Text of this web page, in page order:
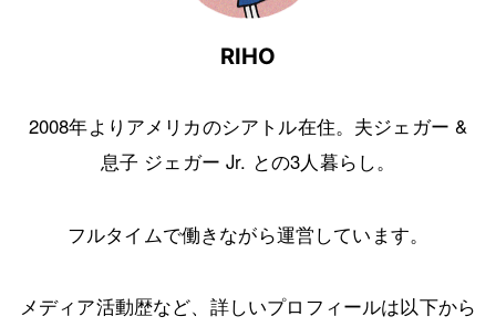
RIHO
2008年よりアメリカのシアトル在住。夫ジェガー &
息子 ジェガー Jr. との3人暮らし。
フルタイムで働きながら運営しています。
メディア活動歴など、詳しいプロフィールは以下から